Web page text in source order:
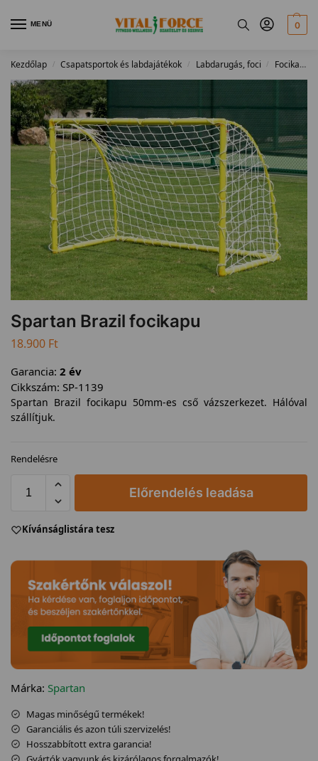
MENÜ 0
Kezdőlap / Csapatsportok és labdajátékok / Labdarugás, foci / Focikapuk
Spartan Brazil focikapu
18.900 Ft
Garancia: 2 év
Cikkszám: SP-1139
Spartan Brazil focikapu 50mm-es cső vázszerkezet. Hálóval
szállítjuk.
Rendelésre
Előrendelés leadása
Kívánságlistára tesz
Márka: Spartan
Magas minőségű termékek!
Garanciális és azon túli szervizelés!
Hosszabbított extra garancia!